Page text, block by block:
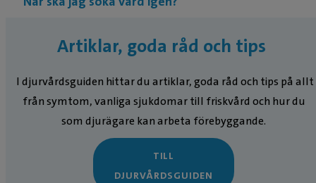
Artiklar, goda råd och tips
I djurvårdsguiden hittar du artiklar, goda råd och tips på allt
från symtom, vanliga sjukdomar till friskvård och hur du
som djurägare kan arbeta förebyggande.
TILL
DJURVÅRDSGUIDEN